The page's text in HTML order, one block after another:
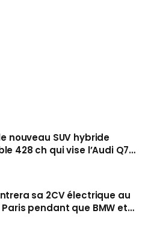
nouveau SUV hybride
428 ch qui vise l’Audi Q7
cet automne
sa 2CV électrique au
pendant que BMW et
le salon